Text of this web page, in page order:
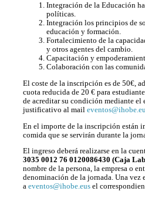
Integración de la Educación
políticas.
Integración los principios de
educación y formación.
Fortalecimiento de la
y otros agentes del cambio.
Capacitación y
Colaboración con las
El coste de la inscripción es de 50€,
cuota reducida de 20 € para
de acreditar su condición mediante el
justificativo al mail
En el importe de la inscripción están
comida que se servirán durante la
El ingreso deberá realizarse en la
3035 0012 76 0120086430 (Caja
nombre de la persona, la empresa o
denominación de la jornada. Una vez
a eventos@ihobe.eus el